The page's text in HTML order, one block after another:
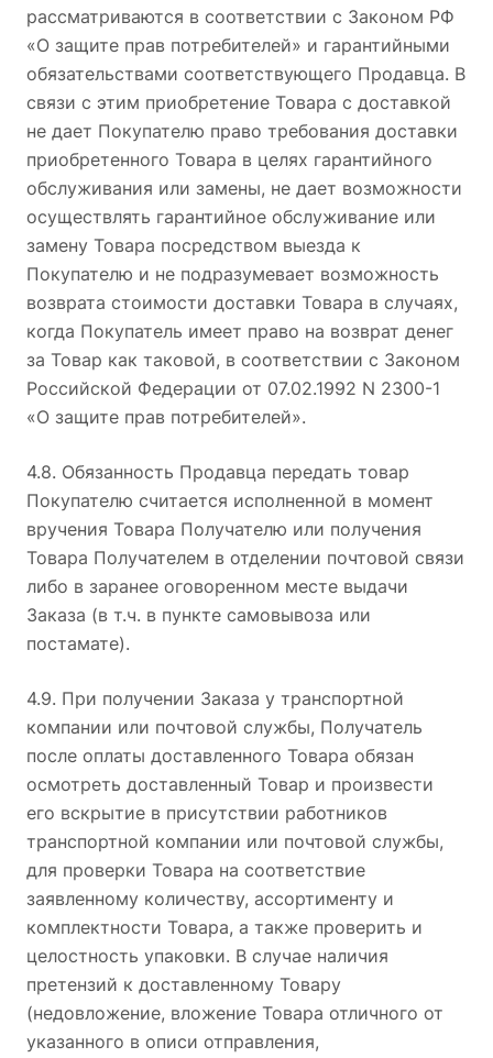
рассматриваются в соответствии с Законом РФ
«О защите прав потребителей» и гарантийными
обязательствами соответствующего Продавца. В
связи с этим приобретение Товара с доставкой
не дает Покупателю право требования доставки
приобретенного Товара в целях гарантийного
обслуживания или замены, не дает возможности
осуществлять гарантийное обслуживание или
замену Товара посредством выезда к
Покупателю и не подразумевает возможность
возврата стоимости доставки Товара в случаях,
когда Покупатель имеет право на возврат денег
за Товар как таковой, в соответствии с Законом
Российской Федерации от 07.02.1992 N 2300-1
«О защите прав потребителей».
4.8. Обязанность Продавца передать товар
Покупателю считается исполненной в момент
вручения Товара Получателю или получения
Товара Получателем в отделении почтовой связи
либо в заранее оговоренном месте выдачи
Заказа (в т.ч. в пункте самовывоза или
постамате).
4.9. При получении Заказа у транспортной
компании или почтовой службы, Получатель
после оплаты доставленного Товара обязан
осмотреть доставленный Товар и произвести
его вскрытие в присутствии работников
транспортной компании или почтовой службы,
для проверки Товара на соответствие
заявленному количеству, ассортименту и
комплектности Товара, а также проверить и
целостность упаковки. В случае наличия
претензий к доставленному Товару
(недовложение, вложение Товара отличного от
указанного в описи отправления,